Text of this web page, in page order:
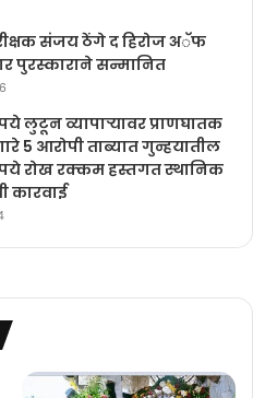
संजय ठेंगे द हिरोज अॅफ
पुरस्काराने सन्मानित
लुटून व्यापाऱ्यावर प्राणघातक
5 आरोपी ताब्यात गुन्हयातील
रोख रक्कम हस्तगत स्थानिक
कारवाई